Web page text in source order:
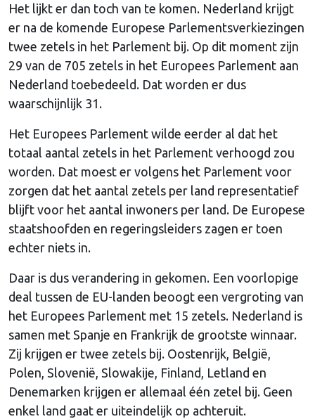
Het lijkt er dan toch van te komen. Nederland krijgt
er na de komende Europese Parlementsverkiezingen
twee zetels in het Parlement bij. Op dit moment zijn
29 van de 705 zetels in het Europees Parlement aan
Nederland toebedeeld. Dat worden er dus
waarschijnlijk 31.
Het Europees Parlement wilde eerder al dat het
totaal aantal zetels in het Parlement verhoogd zou
worden. Dat moest er volgens het Parlement voor
zorgen dat het aantal zetels per land representatief
blijft voor het aantal inwoners per land. De Europese
staatshoofden en regeringsleiders zagen er toen
echter niets in.
Daar is dus verandering in gekomen. Een voorlopige
deal tussen de EU-landen beoogt een vergroting van
het Europees Parlement met 15 zetels. Nederland is
samen met Spanje en Frankrijk de grootste winnaar.
Zij krijgen er twee zetels bij. Oostenrijk, België,
Polen, Slovenië, Slowakije, Finland, Letland en
Denemarken krijgen er allemaal één zetel bij. Geen
enkel land gaat er uiteindelijk op achteruit.